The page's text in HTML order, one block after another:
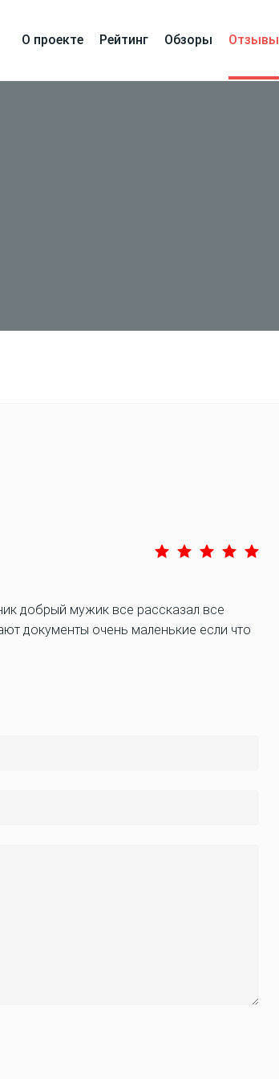
О проекте Рейтинг Обзоры Отзывы
добрый мужик все рассказал все
документы очень маленькие если что